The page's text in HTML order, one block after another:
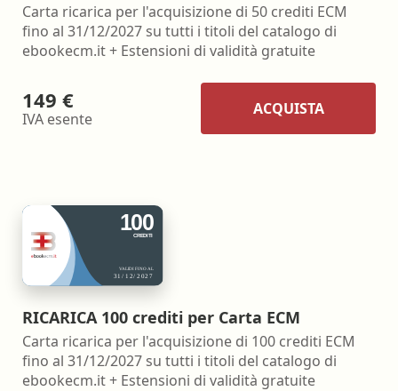
Carta ricarica per l'acquisizione di 50 crediti ECM
fino al 31/12/2027 su tutti i titoli del catalogo di
ebookecm.it + Estensioni di validità gratuite
149 €
IVA esente
ACQUISTA
RICARICA 100 crediti per Carta ECM
Carta ricarica per l'acquisizione di 100 crediti ECM
fino al 31/12/2027 su tutti i titoli del catalogo di
ebookecm.it + Estensioni di validità gratuite